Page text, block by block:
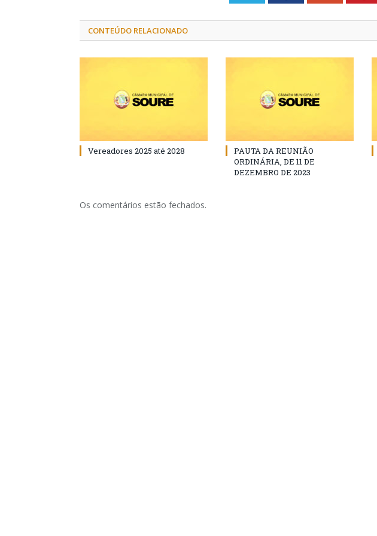
CONTEÚDO RELACIONADO
Vereadores 2025 até 2028
PAUTA DA REUNIÃO
ORDINÁRIA, DE 11 DE
DEZEMBRO DE 2023
Os comentários estão fechados.